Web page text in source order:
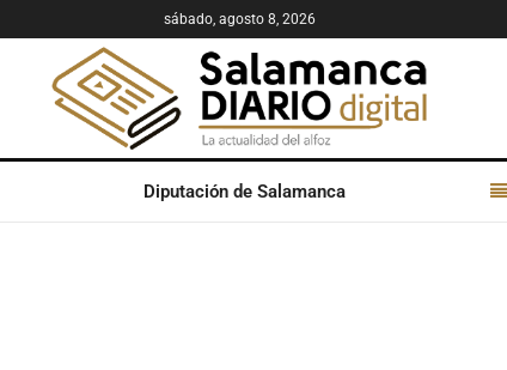
sábado, agosto 8, 2026
Diputación de Salamanca